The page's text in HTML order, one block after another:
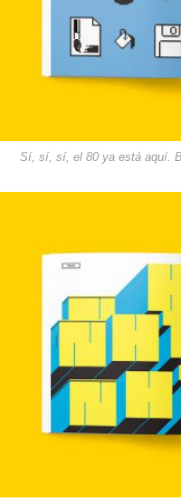
Sí, sí, sí, el 80 ya está aquí.